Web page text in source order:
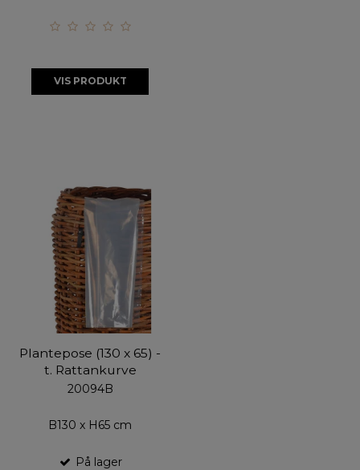
VIS PRODUKT
Plantepose (130 x 65) -
t. Rattankurve
20094B
B130 x H65 cm
På lager